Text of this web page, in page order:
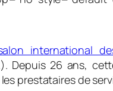
international
Depuis 26 ans,
prestataires de